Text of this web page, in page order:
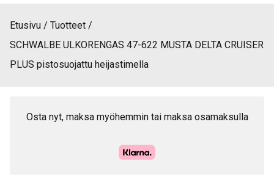
Etusivu
Tuotteet
SCHWALBE ULKORENGAS 47-622 MUSTA DELTA CRUISER
PLUS pistosuojattu heijastimella
Osta nyt, maksa myöhemmin tai maksa osamaksulla